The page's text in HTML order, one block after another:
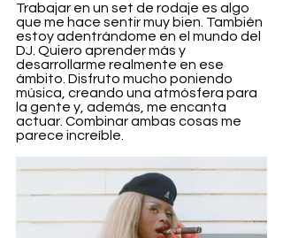
Trabajar en un set de rodaje es algo
que me hace sentir muy bien. También
estoy adentrándome en el mundo del
DJ. Quiero aprender más y
desarrollarme realmente en ese
ámbito. Disfruto mucho poniendo
música, creando una atmósfera para
la gente y, además, me encanta
actuar. Combinar ambas cosas me
parece increíble.